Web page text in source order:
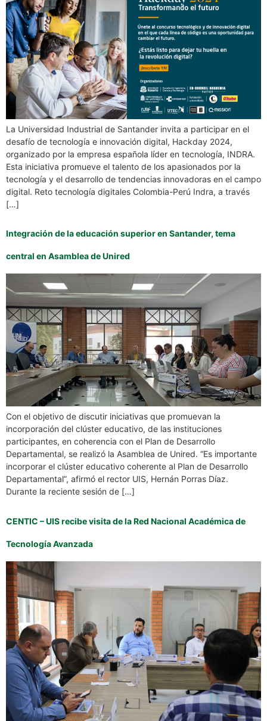
La Universidad Industrial de Santander invita a participar en el
desafío de tecnología e innovación digital, Hackday 2024,
organizado por la empresa española líder en tecnología, INDRA.
Esta iniciativa promueve el talento de los apasionados por la
tecnología y el desarrollo de tendencias innovadoras en el campo
digital. Reto tecnología digitales Colombia-Perú Indra, a través
[…]
Integración de la educación superior en Santander, tema
central en Asamblea de Unired
Con el objetivo de discutir iniciativas que promuevan la
incorporación del clúster educativo, de las instituciones
participantes, en coherencia con el Plan de Desarrollo
Departamental, se realizó la Asamblea de Unired. “Es importante
incorporar el clúster educativo coherente al Plan de Desarrollo
Departamental”, afirmó el rector UIS, Hernán Porras Díaz.
Durante la reciente sesión de […]
CENTIC – UIS recibe visita de la Red Nacional Académica de
Tecnología Avanzada